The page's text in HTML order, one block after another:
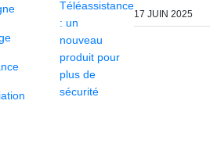
17 JUIN 2025